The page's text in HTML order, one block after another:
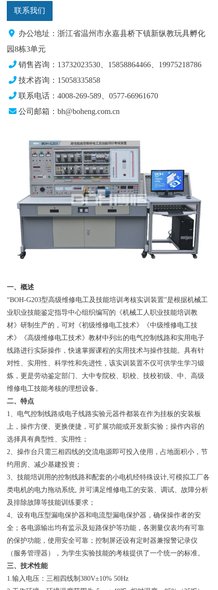
联系我们
办公地址：浙江省温州市永嘉县桥下镇新纵教玩具孵化
园8栋3单元
销售咨询：13732023530、15858864466、19975218786
技术咨询：15058335858
联系电话：4008-269-589、0577-66961670
公司邮箱：bh@boheng.com.cn
一、概述
“BOH-G203型高级维修电工及技能培训考核实训装置”是根据机械工
业职业技能鉴定指导中心组织编写的《机械工人职业技能培训教
材》研制生产的，可对《初级维修电工技术》《中级维修电工技
术》《高级维修电工技术》教材中列出的电气控制线路和实用电子
线路进行实际操作，快速掌握课程的实用技术与操作技能。具有针
对性、实用性、科学性和先进性，该实训装置不仅可供学生学习锻
炼，更是劳动鉴定部门、大中专院校、职校、技校初级、中、高级
维修电工技能考核的理想设备。
二、特点
1、电气控制线路或电子线路实验元器件都装在作为挂板的安装板
上，操作方便、更换便捷，可扩展功能或开发新实验；操作内容的
选择具有典型性、实用性；
2、操作台只需三相四线的交流电源即可投入使用，占地面积小，节
约用房、减少基建投资；
3、技能培训用的控制线路和配套的小电机经特殊设计,可模拟工厂各
类电机的电力拖动系统, 并可满足维修电工的安装、调试、故障分析
及排除故障等技能训练要求；
4、设有电压型漏电保护器和电流型漏电保护器，确保操作者的安
全；各电源输出均有监示及短路保护等功能，各测量仪表均有可靠
的保护功能，使用安全可靠；控制屏还设有定时器兼报警记录仪
（服务管理器），为学生实验技能的考核提供了一个统一的标准。
三、技术性能
1.输入电压：三相四线制380V±10% 50Hz